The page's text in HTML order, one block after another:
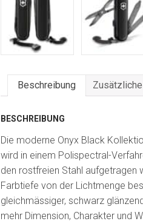
Beschreibung
BESCHREIBUNG
Die moderne Onyx Black
wird in einem Polispectral-
den rostfreien Stahl aufgetragen
Farbtiefe von der Lichtmenge
gleichmässiger, schwarz
mehr Dimension, Charakter und